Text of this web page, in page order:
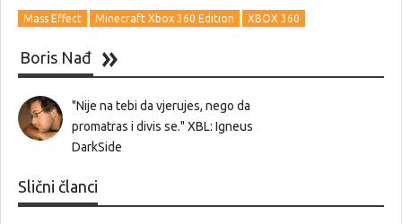
Mass Effect Minecraft Xbox 360 Edition XBOX 360
Boris Nađ
"Nije na tebi da vjerujes, nego da
promatras i divis se." XBL: Igneus
DarkSide
Slični članci